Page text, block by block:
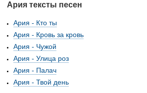
Ария тексты песен
Ария - Кто ты
Ария - Кровь за кровь
Ария - Чужой
Ария - Улица роз
Ария - Палач
Ария - Твой день